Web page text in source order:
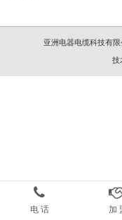
亚洲电器电缆科技有
技
电 话 加